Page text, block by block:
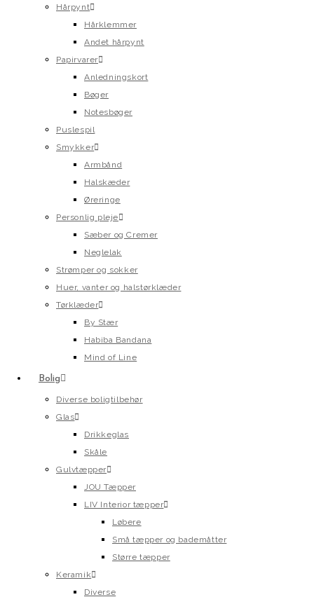
Hårpynt
Hårklemmer
Andet hårpynt
Papirvarer
Anledningskort
Bøger
Notesbøger
Puslespil
Smykker
Armbånd
Halskæder
Øreringe
Personlig pleje
Sæber og Cremer
Neglelak
Strømper og sokker
Huer, vanter og halstørklæder
Tørklæder
By Stær
Habiba Bandana
Mind of Line
Bolig
Diverse boligtilbehør
Glas
Drikkeglas
Skåle
Gulvtæpper
JOU Tæpper
LIV Interior tæpper
Løbere
Små tæpper og bademåtter
Større tæpper
Keramik
Diverse